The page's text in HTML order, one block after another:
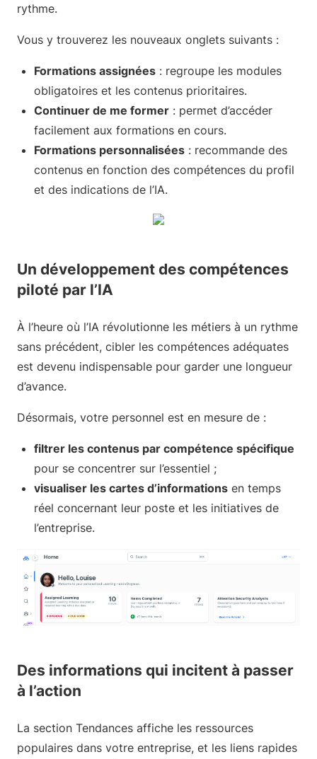
rythme.
Vous y trouverez les nouveaux onglets suivants :
Formations assignées : regroupe les modules
obligatoires et les contenus prioritaires.
Continuer de me former : permet d’accéder
facilement aux formations en cours.
Formations personnalisées : recommande des
contenus en fonction des compétences du profil
et des indications de l’IA.
Un développement des compétences
piloté par l’IA
À l’heure où l’IA révolutionne les métiers à un rythme
sans précédent, cibler les compétences adéquates
est devenu indispensable pour garder une longueur
d’avance.
Désormais, votre personnel est en mesure de :
filtrer les contenus par compétence spécifique
pour se concentrer sur l’essentiel ;
visualiser les cartes d’informations en temps
réel concernant leur poste et les initiatives de
l’entreprise.
Des informations qui incitent à passer
à l’action
La section Tendances affiche les ressources
populaires dans votre entreprise, et les liens rapides